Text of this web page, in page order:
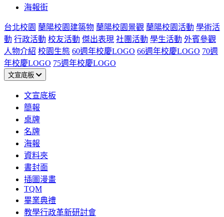
海報街
台北校園 蘭陽校園建築物 蘭陽校園景觀 蘭陽校園活動 學術活
動 行政活動 校友活動 傑出表現 社團活動 學生活動 外賓參觀
人物介紹 校園生態 60週年校慶LOGO 66週年校慶LOGO 70週
年校慶LOGO 75週年校慶LOGO
文宣底板
文宣底板
簡報
桌牌
名牌
海報
資料夾
書封面
插圖漫畫
TQM
畢業典禮
教學行政革新研討會